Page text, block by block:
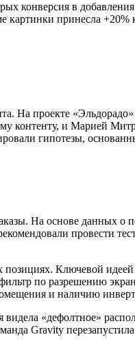
конверсия в
картинки принесла
На проекте
контенту, и Марией
гипотезы,
На основе данных о
провести
позициях. Ключевой
по разрешению
и наличию
«дефолтное»
Gravity